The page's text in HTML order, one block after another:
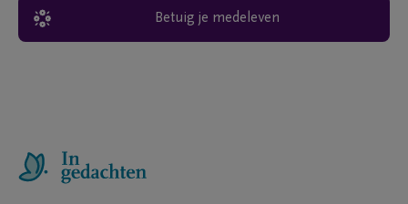
Betuig je medeleven